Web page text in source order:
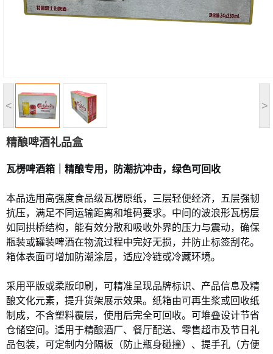
< >
精酿啤酒礼品盒
瓦楞啤酒箱｜精酿专用，防潮抗冲击，绿色可回收
本品选用高强度食品级瓦楞原纸，三层轻便经济，五层强韧
抗压，满足不同运输距离和堆码要求。中间的波浪形瓦楞层
如同拱桥结构，能有效分散和吸收外界的压力与震动，确保
瓶装或罐装啤酒在物流过程中完好无损，并防止标签刮花。
箱体表面可增加防潮涂层，适应冷链或冷藏环境。
采用平版或柔版印刷，可精准呈现品牌标识、产品信息及精
酿文化元素，提升货架展示效果。纸箱由可再生浆或回收纸
制成，不含塑料覆层，使用后完全可回收。可堆叠设计节省
仓储空间。适用于精酿酒厂、餐厅配送、零售超市及节日礼
品包装，可定制内分隔板（防止瓶身碰撞）、提手孔（方便